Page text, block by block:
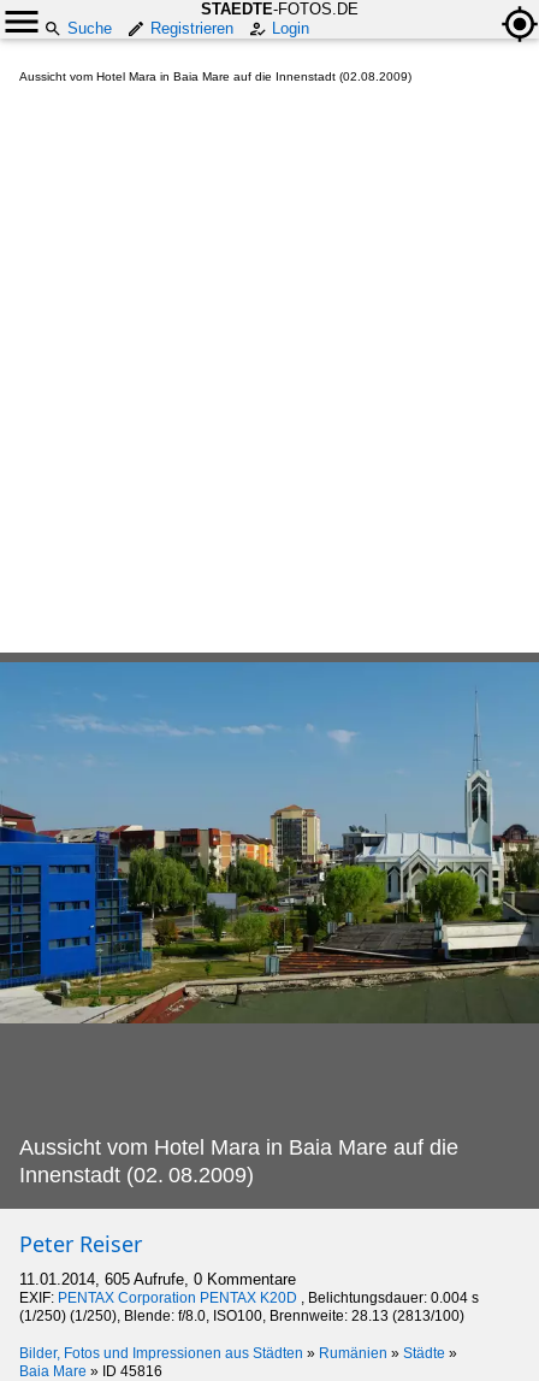
STAEDTE-FOTOS.DE
Suche
Registrieren Login
Aussicht vom Hotel Mara in Baia Mare auf die Innenstadt (02.08.2009)
Aussicht vom Hotel Mara in Baia Mare auf die
Innenstadt (02. 08.2009)
Peter Reiser
11.01.2014, 605 Aufrufe, 0 Kommentare
EXIF: PENTAX Corporation PENTAX K20D
, Belichtungsdauer: 0.004 s
(1/250) (1/250), Blende: f/8.0, ISO100, Brennweite: 28.13 (2813/100)
Bilder, Fotos und Impressionen aus Städten » Rumänien » Städte »
Baia Mare » ID 45816